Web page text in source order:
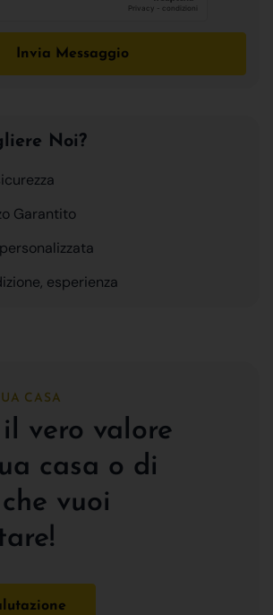
Invia Messaggio
Noi?
Garantito
esperienza
CASA
vero valore
casa o di
vuoi